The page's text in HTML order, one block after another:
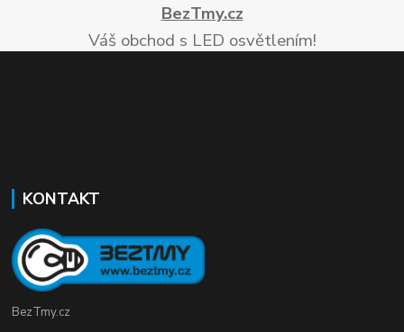
BezTmy.cz
Váš obchod s LED osvětlením!
KONTAKT
BezTmy.cz